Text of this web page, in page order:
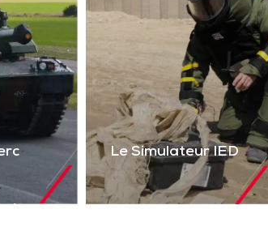
Le Simulateur IED